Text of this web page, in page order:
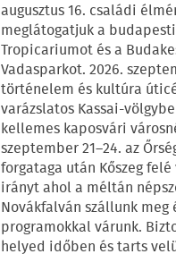
augusztus 16. családi
meglátogatjuk a budapesti
Tropicariumot és a
Vadasparkot. 2026.
történelem és kultúra
varázslatos Kassai-
kellemes kaposvári
szeptember 21–24. az
forgataga után Kőszeg felé
irányt ahol a méltán
Novákfalván szállunk meg
programokkal várunk.
helyed időben és tarts